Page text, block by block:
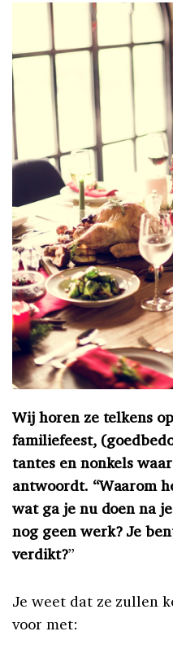
Wij horen ze telkens
familiefeest,
tantes en nonkels
antwoordt. “Waarom
wat ga je nu doen na
nog geen werk? Je
verdikt?”
Je weet dat ze zullen
voor met: